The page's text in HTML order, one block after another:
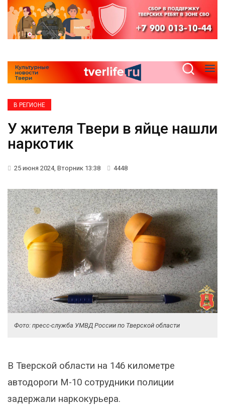
В РЕГИОНЕ
У жителя Твери в яйце нашли
наркотик
25 июня 2024, Вторник 13:38 4448
Фото: пресс-служба УМВД России по Тверской области
В Тверской области на 146 километре
автодороги М-10 сотрудники полиции
задержали наркокурьера.